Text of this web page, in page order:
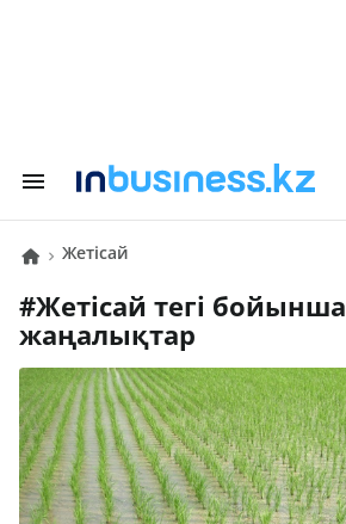
Жетісай
# Жетісай тегі бойынша
жаңалықтар